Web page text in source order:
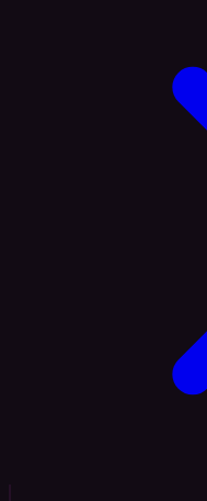
Pulver gilt als eine
Inhaltsstoffe der
aufzunehmen. Für